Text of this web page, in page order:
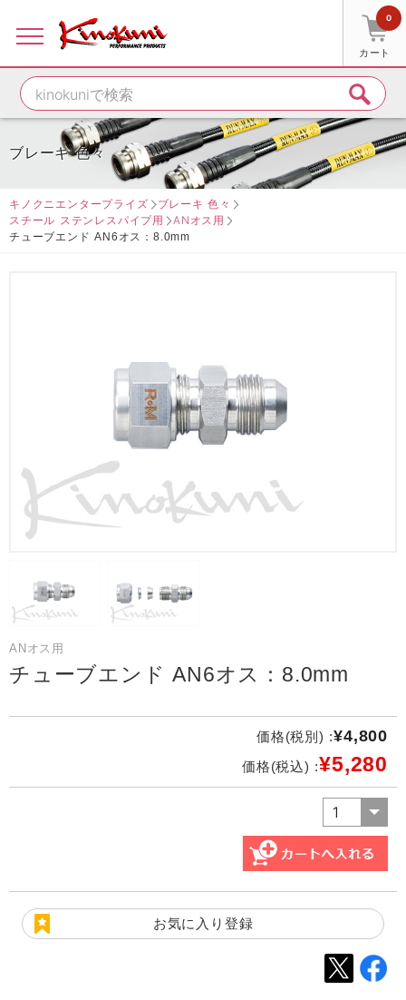
カート
0
ブレーキ 色々
キノクニエンタープライズ
ブレーキ 色々
スチール ステンレスパイプ用
ANオス用
チューブエンド AN6オス：8.0mm
ANオス用
チューブエンド AN6オス：8.0mm
価格(税別) :¥4,800
価格(税込) :¥5,280
お気に入り登録